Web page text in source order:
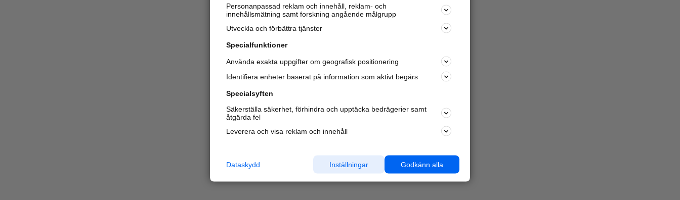
Personanpassad reklam och innehåll, reklam- och
innehållsmätning samt forskning angående målgrupp
Utveckla och förbättra tjänster
Specialfunktioner
Använda exakta uppgifter om geografisk positionering
Identifiera enheter baserat på information som aktivt begärs
Specialsyften
Säkerställa säkerhet, förhindra och upptäcka bedrägerier samt
åtgärda fel
Leverera och visa reklam och innehåll
Godkänn alla
Inställningar
Dataskydd